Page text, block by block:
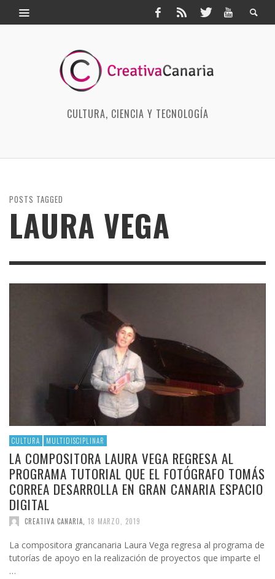
CULTURA, CIENCIA Y TECNOLOGÍA
POSTS TAGGED
LAURA VEGA
CULTURA MULTIDISCIPLINAR
LA COMPOSITORA LAURA VEGA REGRESA AL
PROGRAMA TUTORIAL QUE EL FOTÓGRAFO TOMÁS
CORREA DESARROLLA EN GRAN CANARIA ESPACIO
DIGITAL
CREATIVA CANARIA 18 MARZO, 2019
La compositora grancanaria Laura Vega regresa al programa de
tutorías de apoyo en la realización de proyectos que imparte el
…